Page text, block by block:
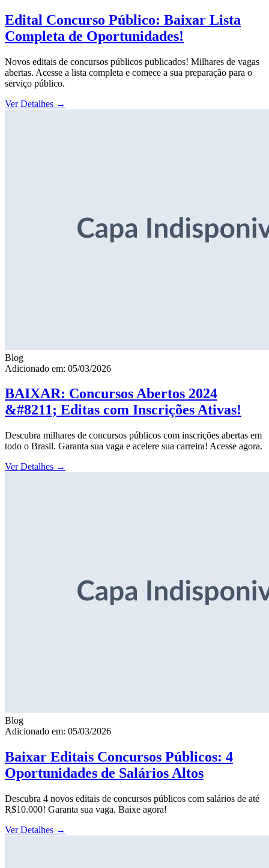
Edital Concurso Público: Baixar Lista
Completa de Oportunidades!
Novos editais de concursos públicos publicados! Milhares de vagas
abertas. Acesse a lista completa e comece a sua preparação para o
serviço público.
Ver Detalhes →
Blog
Adicionado em: 05/03/2026
BAIXAR: Concursos Abertos 2024
&#8211; Editas com Inscrições Ativas!
Descubra milhares de concursos públicos com inscrições abertas em
todo o Brasil. Garanta sua vaga e acelere sua carreira! Acesse agora.
Ver Detalhes →
Blog
Adicionado em: 05/03/2026
Baixar Editais Concursos Públicos: 4
Oportunidades de Salários Altos
Descubra 4 novos editais de concursos públicos com salários de até
R$10.000! Garanta sua vaga. Baixe agora!
Ver Detalhes →